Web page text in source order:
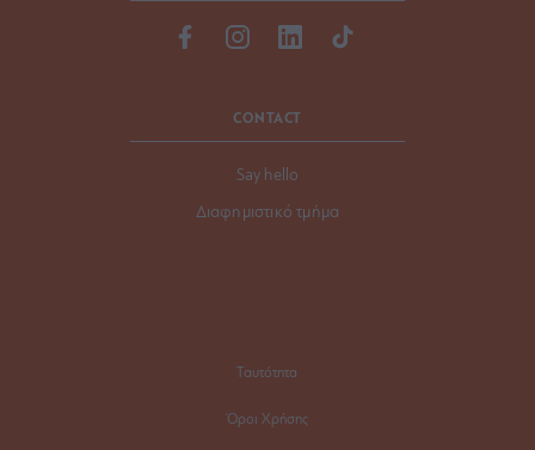
CONTACT
Say hello
Διαφημιστικό τμήμα
Ταυτότητα
Όροι Χρήσης